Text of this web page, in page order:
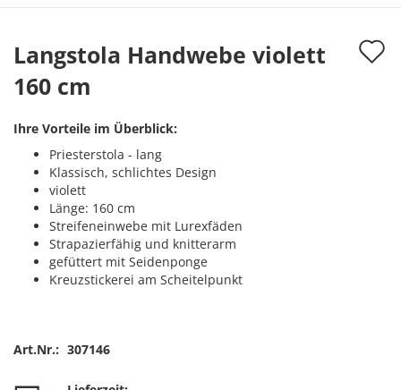
Passwort vergessen?
Langstola Handwebe violett
160 cm
Ihre Vorteile im Überblick:
Priesterstola - lang
Klassisch, schlichtes Design
violett
Länge: 160 cm
Streifeneinwebe mit Lurexfäden
Strapazierfähig und knitterarm
gefüttert mit Seidenponge
Kreuzstickerei am Scheitelpunkt
Art.Nr.: 307146